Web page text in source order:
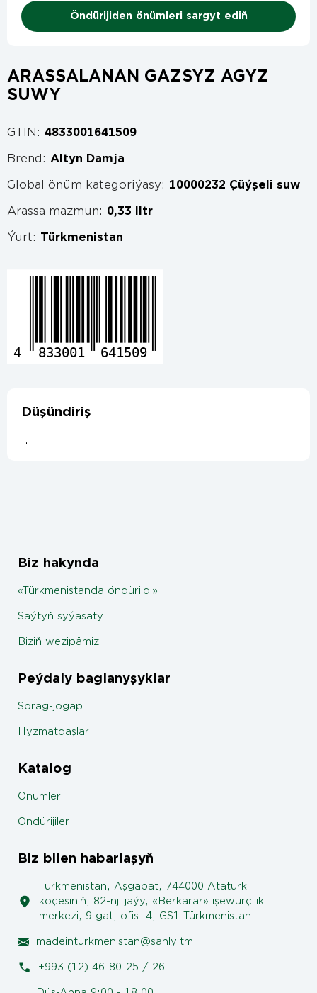
Öndürijiden önümleri sargyt ediň
ARASSALANAN GAZSYZ AGYZ
SUWY
GTIN: 4833001641509
Brend: Altyn Damja
Global önüm kategoriýasy: 10000232 Çüýşeli suw
Arassa mazmun: 0,33 litr
Ýurt: Türkmenistan
4 833001 641509
Düşündiriş
...
Biz hakynda
«Türkmenistanda öndürildi»
Saýtyň syýasaty
Biziň wezipämiz
Peýdaly baglanyşyklar
Sorag-jogap
Hyzmatdaşlar
Katalog
Önümler
Öndürijiler
Biz bilen habarlaşyň
Türkmenistan, Aşgabat, 744000 Atatürk
köçesiniň, 82-nji jaýy, «Berkarar» işewürçilik
merkezi, 9 gat, ofis I4, GS1 Türkmenistan
madeinturkmenistan@sanly.tm
+993 (12) 46-80-25 / 26